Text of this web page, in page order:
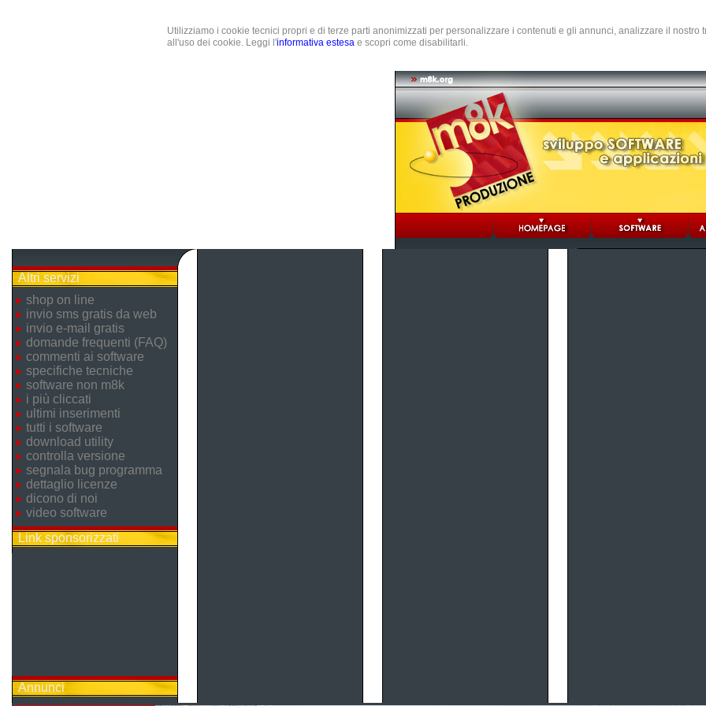
Utilizziamo i cookie tecnici propri e di terze parti anonimizzati per personalizzare i contenuti e gli annunci, analizzare il nostro
all'uso dei cookie. Leggi l'informativa estesa e scopri come disabilitarli.
Altri servizi
shop on line
invio sms gratis da web
invio e-mail gratis
domande frequenti (FAQ)
commenti ai software
specifiche tecniche
software non m8k
i più cliccati
ultimi inserimenti
tutti i software
download utility
controlla versione
segnala bug programma
dettaglio licenze
dicono di noi
video software
Link sponsorizzati
Annunci